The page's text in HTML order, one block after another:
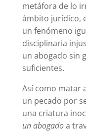
metáfora de lo
ámbito jurídico,
un fenómeno
disciplinaria
un abogado sin
suficientes.
Así como matar
un pecado por
una criatura
un abogadoa